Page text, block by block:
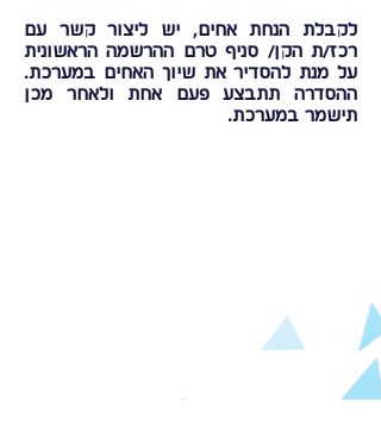
לקבלת הנחת אחים, יש ליצור קשר עם
רכז/ת הקן/ סניף טרם ההרשמה הראשונית
על מנת להסדיר את שיוך האחים במערכת.
ההסדרה תתבצע פעם אחת ולאחר מכן
תישמר במערכת.